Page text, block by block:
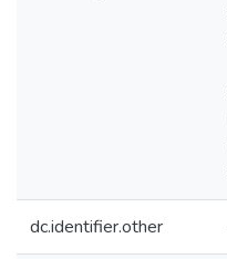
dc.identifier.other